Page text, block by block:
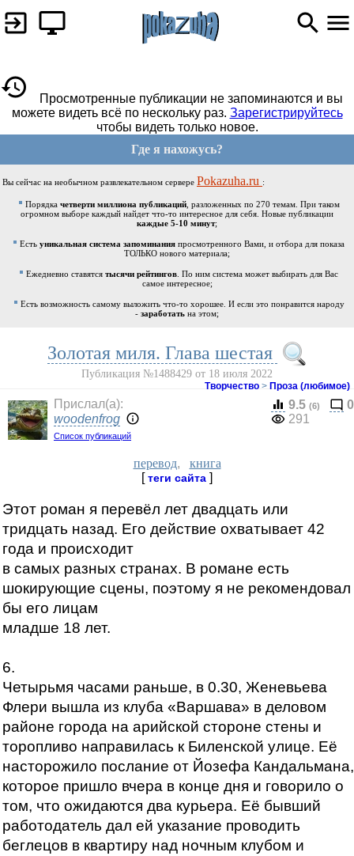
Просмотренные публикации не запоминаются и вы
можете видеть всё по нескольку раз. Зарегистрируйтесь
чтобы видеть только новое.
Где я нахожусь?
Вы сейчас на необычном развлекательном сервере Pokazuha.ru :
Порядка четверти миллиона публикаций, разложенных по 270 темам. При таком
огромном выборе каждый найдет что-то интересное для себя. Новые публикации
каждые 5-10 минут;
Есть уникальная система запоминания просмотренного Вами, и отбора для показа
ТОЛЬКО нового материала;
Ежедневно ставятся тысячи рейтингов . По ним система может выбирать для Вас
самое интересное;
Есть возможность самому выложить что-то хорошее. И если это понравится народу
- заработать на этом;
Золотая миля. Глава шестая
Публикация №1488429 от 18 июля 2022
Творчество > Проза (любимое)
Прислал(a):
woodenfrog
Список публикаций
9.5 (6)
0
291
перевод, книга
[теги сайта ]
Этот роман я перевёл лет двадцать или
тридцать назад. Его действие охватывает 42
года и происходит
в самых разных странах. В романе есть
шокирующие сцены, поэтому я не рекомендовал
бы его лицам
младше 18 лет.
6.
Четырьмя часами раньше, в 0.30, Женевьева
Флери вышла из клуба «Варшава» в деловом
районе города на арийской стороне стены и
торопливо направилась к Биленской улице. Её
насторожило послание от Йозефа Кандальмана,
которое пришло вчера в конце дня и говорило о
том, что ожидаются два курьера. Её бывший
работодатель дал ей указание проводить
беглецов в квартиру над ночным клубом и